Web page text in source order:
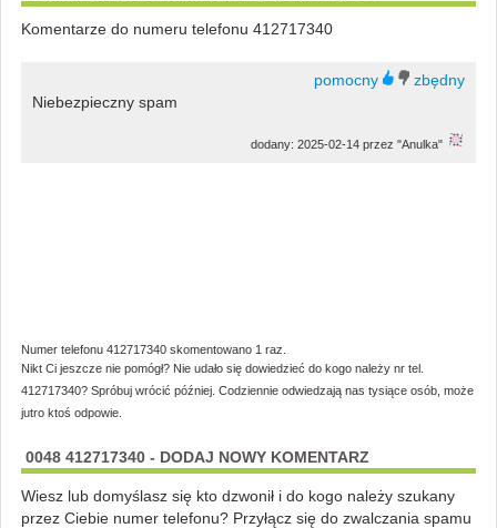
Komentarze do numeru telefonu 412717340
Niebezpieczny spam
dodany: 2025-02-14 przez "Anulka"
Numer telefonu 412717340 skomentowano 1 raz.
Nikt Ci jeszcze nie pomógł? Nie udało się dowiedzieć do kogo należy nr tel.
412717340? Spróbuj wrócić później. Codziennie odwiedzają nas tysiące osób, może
jutro ktoś odpowie.
0048 412717340 - DODAJ NOWY KOMENTARZ
Wiesz lub domyślasz się kto dzwonił i do kogo należy szukany
przez Ciebie numer telefonu? Przyłącz się do zwalczania spamu